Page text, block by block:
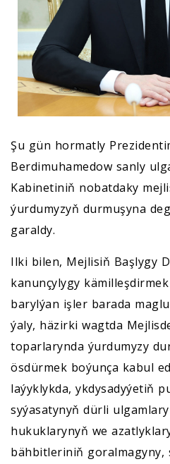
Şu gün hormatly
Berdimuhamedow sanly
Kabinetiniň nobatdaky
ýurdumyzyň durmuşyna
garaldy.
Ilki bilen, Mejlisiň Başlygy
kanunçylygy
barylýan işler barada
ýaly, häzirki wagtda
toparlarynda ýurdumyzy
ösdürmek boýunça kabul
laýyklykda, ykdysadyýetiň
syýasatynyň dürli
hukuklarynyň we
bähbitleriniň goralmagyny,